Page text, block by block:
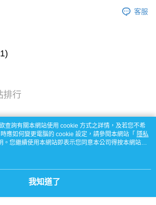
客服
排行
查詢有關本網站使用 cookie 方式之詳情，及若您不希
應如何變更電腦的 cookie 設定，請參閱本網站「 隱私
。您繼續使用本網站即表示您同意本公司得按本網站使
cookie。
我知道了